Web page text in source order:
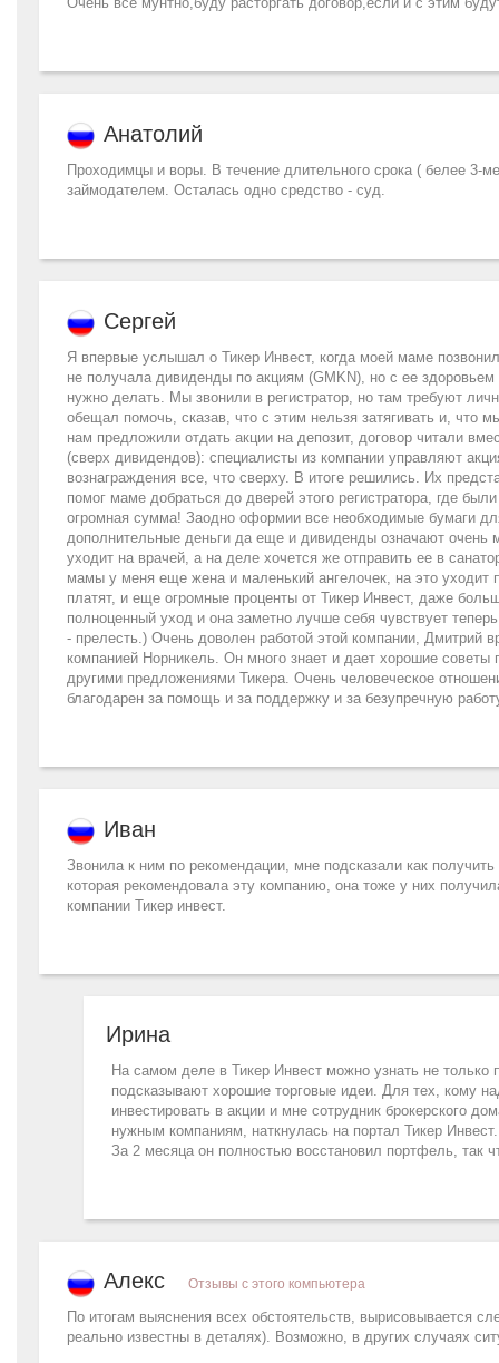
Анатолий
Проходимцы и воры. В течение длительного срока ( белее 3-
займодателем. Осталась одно средство - суд.
Сергей
Я впервые услышал о Тикер Инвест, когда моей маме
не получала дивиденды по акциям (GMKN), но с ее
нужно делать. Мы звонили в регистратор, но там требуют
обещал помочь, сказав, что с этим нельзя затягивать и, что
нам предложили отдать акции на депозит, договор читали
(сверх дивидендов): специалисты из компании управляют
вознаграждения все, что сверху. В итоге решились. Их
помог маме добраться до дверей этого регистратора, где
огромная сумма! Заодно оформии все необходимые бумаги
дополнительные деньги да еще и дивиденды означают очень
уходит на врачей, а на деле хочется же отправить ее в
мамы у меня еще жена и маленький ангелочек, на это уходит
платят, и еще огромные проценты от Тикер Инвест, даже
полноценный уход и она заметно лучше себя чувствует
- прелесть.) Очень доволен работой этой компании, Дмитрий
компанией Норникель. Он много знает и дает хорошие
другими предложениями Тикера. Очень человеческое
благодарен за помощь и за поддержку и за безупречную
Иван
Звонила к ним по рекомендации, мне подсказали как
которая рекомендовала эту компанию, она тоже у них
компании Тикер инвест.
Ирина
На самом деле в Тикер Инвест можно узнать не
подсказывают хорошие торговые идеи. Для тех, кому
инвестировать в акции и мне сотрудник брокерского
нужным компаниям, наткнулась на портал Тикер
За 2 месяца он полностью восстановил портфель, так
Алекс Отзывы с этого компьютера
По итогам выяснения всех обстоятельств, вырисовывается
реально известны в деталях). Возможно, в других случаях